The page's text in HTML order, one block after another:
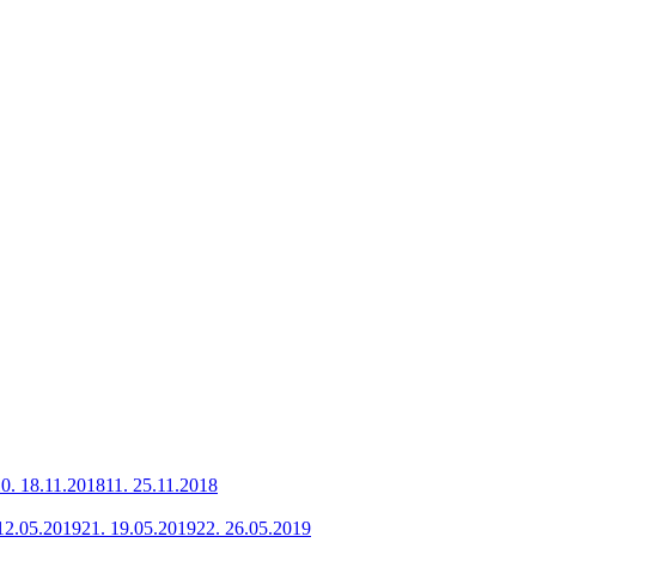
18.11.201811. 25.11.2018
21. 19.05.201922. 26.05.2019